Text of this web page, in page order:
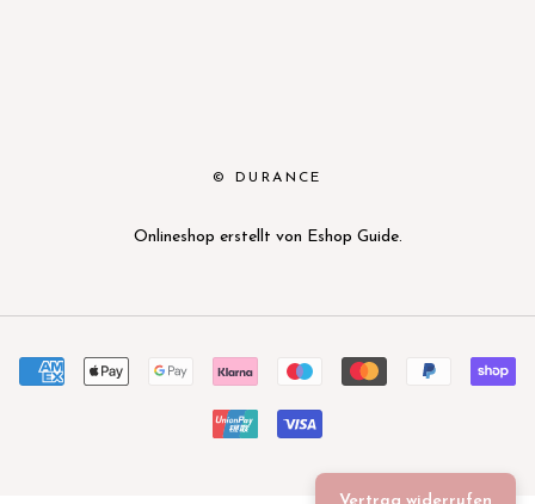
© DURANCE
Onlineshop erstellt von Eshop Guide.